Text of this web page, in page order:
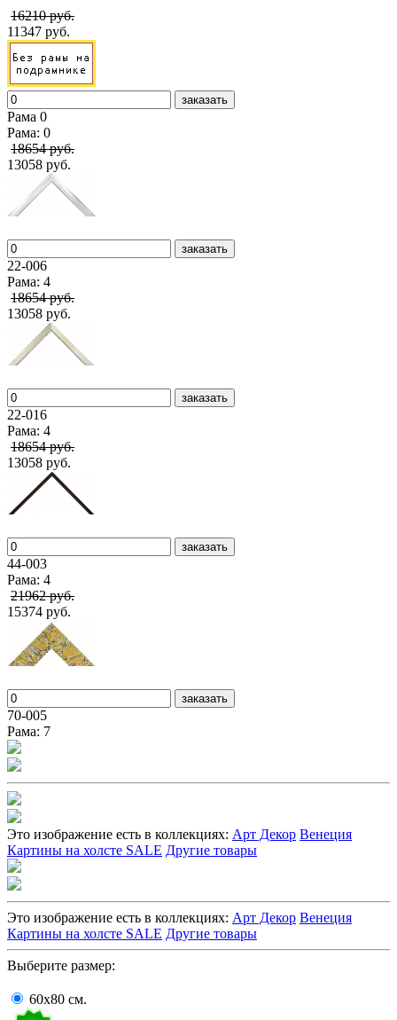
16210 руб.
11347 руб.
заказать
Рама 0
Рама: 0
18654 руб.
13058 руб.
заказать
22-006
Рама: 4
18654 руб.
13058 руб.
заказать
22-016
Рама: 4
18654 руб.
13058 руб.
заказать
44-003
Рама: 4
21962 руб.
15374 руб.
заказать
70-005
Рама: 7
Это изображение есть в коллекциях: Арт Декор Венеция
Картины на холсте SALE Другие товары
Это изображение есть в коллекциях: Арт Декор Венеция
Картины на холсте SALE Другие товары
Выберите размер:
60x80 cм.